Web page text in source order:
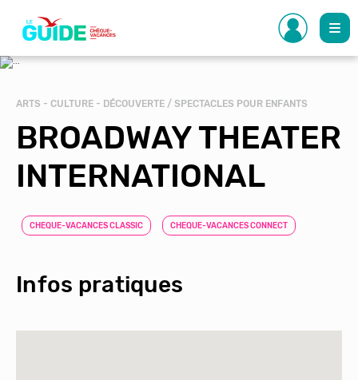
contenu
principal
ARTS - CULTURE - DÉCOUVERTE / SPECTACLES POUR ENFANTS
BROADWAY THEATER
INTERNATIONAL
CHEQUE-VACANCES CLASSIC CHEQUE-VACANCES CONNECT
Infos pratiques